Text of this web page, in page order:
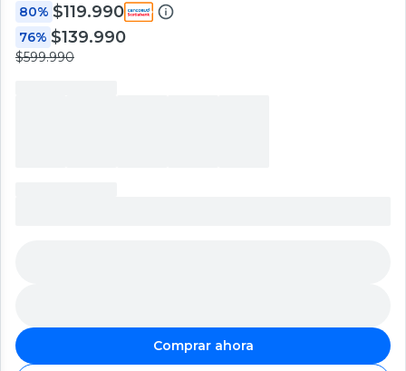
80% $119.990
76% $139.990
$599.990
Comprar ahora